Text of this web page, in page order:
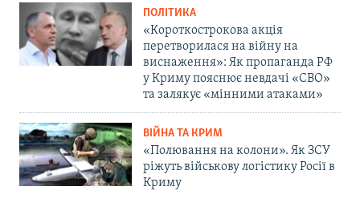
ПОЛІТИКА
«Короткострокова акція
перетворилася на війну на
виснаження»: Як пропаганда РФ
у Криму пояснює невдачі «СВО»
та залякує «мінними атаками»
ВІЙНА ТА КРИМ
«Полювання на колони». Як ЗСУ
ріжуть військову логістику Росії в
Криму